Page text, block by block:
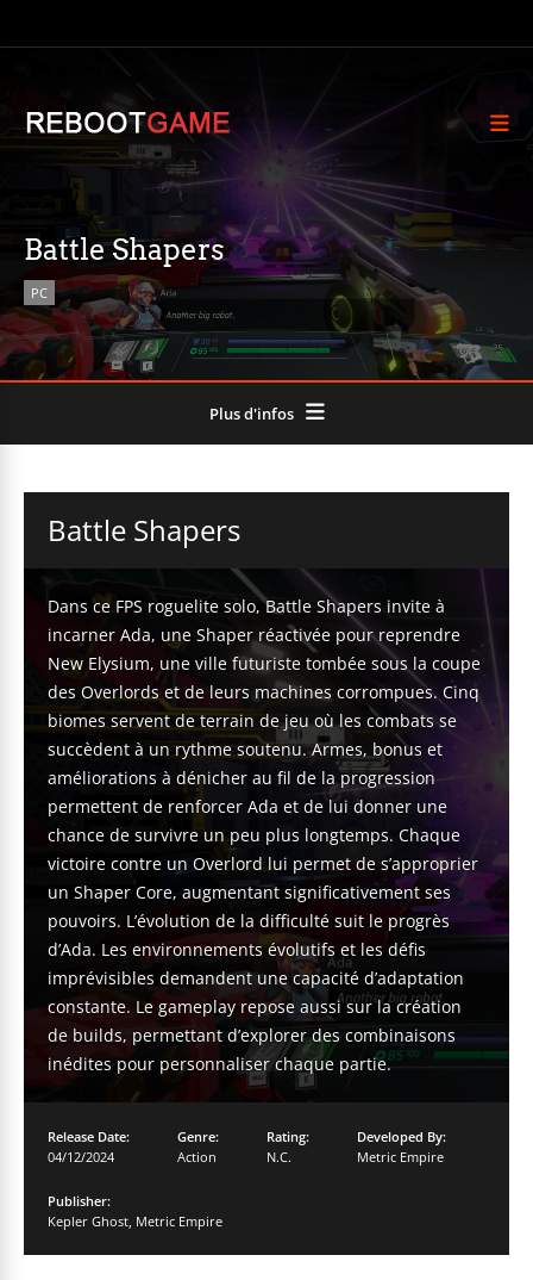
Battle Shapers
PC
Plus d'infos
Battle Shapers
Dans ce FPS roguelite solo, Battle Shapers invite à
incarner Ada, une Shaper réactivée pour reprendre
New Elysium, une ville futuriste tombée sous la coupe
des Overlords et de leurs machines corrompues. Cinq
biomes servent de terrain de jeu où les combats se
succèdent à un rythme soutenu. Armes, bonus et
améliorations à dénicher au fil de la progression
permettent de renforcer Ada et de lui donner une
chance de survivre un peu plus longtemps. Chaque
victoire contre un Overlord lui permet de s’approprier
un Shaper Core, augmentant significativement ses
pouvoirs. L’évolution de la difficulté suit le progrès
d’Ada. Les environnements évolutifs et les défis
imprévisibles demandent une capacité d’adaptation
constante. Le gameplay repose aussi sur la création
de builds, permettant d’explorer des combinaisons
inédites pour personnaliser chaque partie.
Release Date:
04/12/2024
Genre:
Action
Rating:
N.C.
Developed By:
Metric Empire
Publisher:
Kepler Ghost, Metric Empire